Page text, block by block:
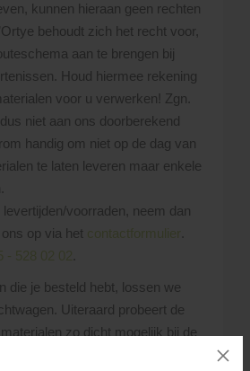
kunnen hieraan geen rechten
behoudt zich het recht voor,
aan te brengen bij
Houd hiermee rekening
voor u verwerken! Zgn.
niet aan ons doorberekend
handig om niet op de dag van
te laten leveren maar enkele
voorraden, neem dan
op via het contactformulier
- 528 02 02
die je besteld hebt, lossen we
Uiteraard probeert de
zo dicht mogelijk bij de